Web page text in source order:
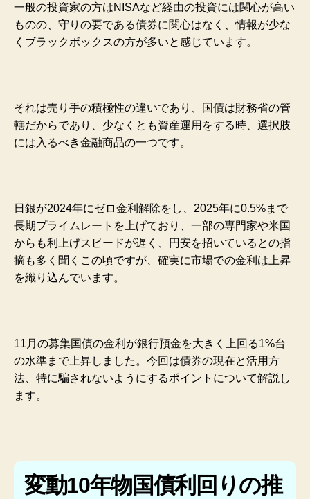
一般の投資家の方はNISAなど経由の投資には関心が高い
ものの、守りの要である債券に関心はなく、情報が少な
くブラックボックスの方が多いと感じています。
それは売り手の積極性の違いであり、国債は財務省の管
轄だからであり、少なくとも資産運用をする時、選択肢
には入るべき金融商品の一つです。
日銀が2024年にゼロ金利解除をし、2025年に0.5%まで
長期プライムレートを上げており、一部の専門家や米国
からも利上げスピードが遅く、円安を招いているとの指
摘も多く聞くこの頃ですが、確実に市場での金利は上昇
を織り込んでいます。
11月の募集国債の金利が銀行預金を大きく上回る1%台
の水準まで上昇しました。今回は債券の現在と活用方
法、特に騙されないようにするポイントについて解説し
ます。
変動10年物国債利回りの推